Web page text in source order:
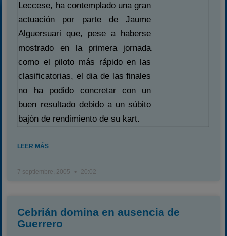
Leccese, ha contemplado una gran
actuación por parte de Jaume
Alguersuari que, pese a haberse
mostrado en la primera jornada
como el piloto más rápido en las
clasificatorias, el dia de las finales
no ha podido concretar con un
buen resultado debido a un súbito
bajón de rendimiento de su kart.
LEER MÁS
7 septiembre, 2005 20:02
Cebrián domina en ausencia de
Guerrero